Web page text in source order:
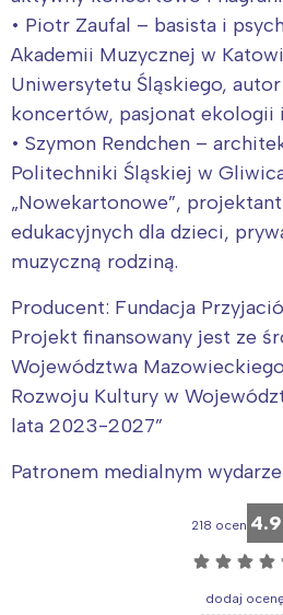
• Piotr Zaufal – basista i
Akademii Muzycznej w
Uniwersytetu Śląskiego,
koncertów, pasjonat ekologii
• Szymon Rendchen –
Politechniki Śląskiej w
„Nowekartonowe”,
edukacyjnych dla dzieci,
muzyczną rodziną.
Producent: Fundacja
Projekt finansowany jest ze
Województwa
Rozwoju Kultury w
lata 2023-2027”
Patronem medialnym
218 ocen
☆ ☆ ☆ ☆
dodaj